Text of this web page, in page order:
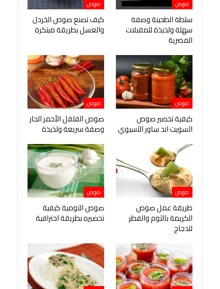
صوص
سلطة الطحينة وصفة
سهلة ولذيذة للمقبلات
المصرية
صوص
كيف تصنع صوص الخردل
والعسل بطريقة مبتكرة
صوص
كيفية تحضير صوص
السويت اند ساور الآسيوي
صوص
صوص الفلفل الأحمر الحار
وصفة سريعة ولذيذة
صوص
طريقة عمل صوص
الكريمة بالثوم والفطر
للدجاج
صوص
صوص التومية كيفية
تحضيره بطريقة احترافية